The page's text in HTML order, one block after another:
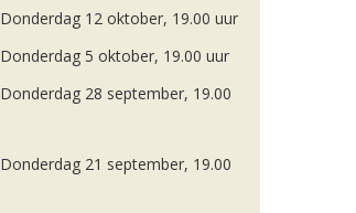
Donderdag 12 oktober, 19.00 uur
Donderdag 5 oktober, 19.00 uur
Donderdag 28 september, 19.00
Donderdag 21 september, 19.00